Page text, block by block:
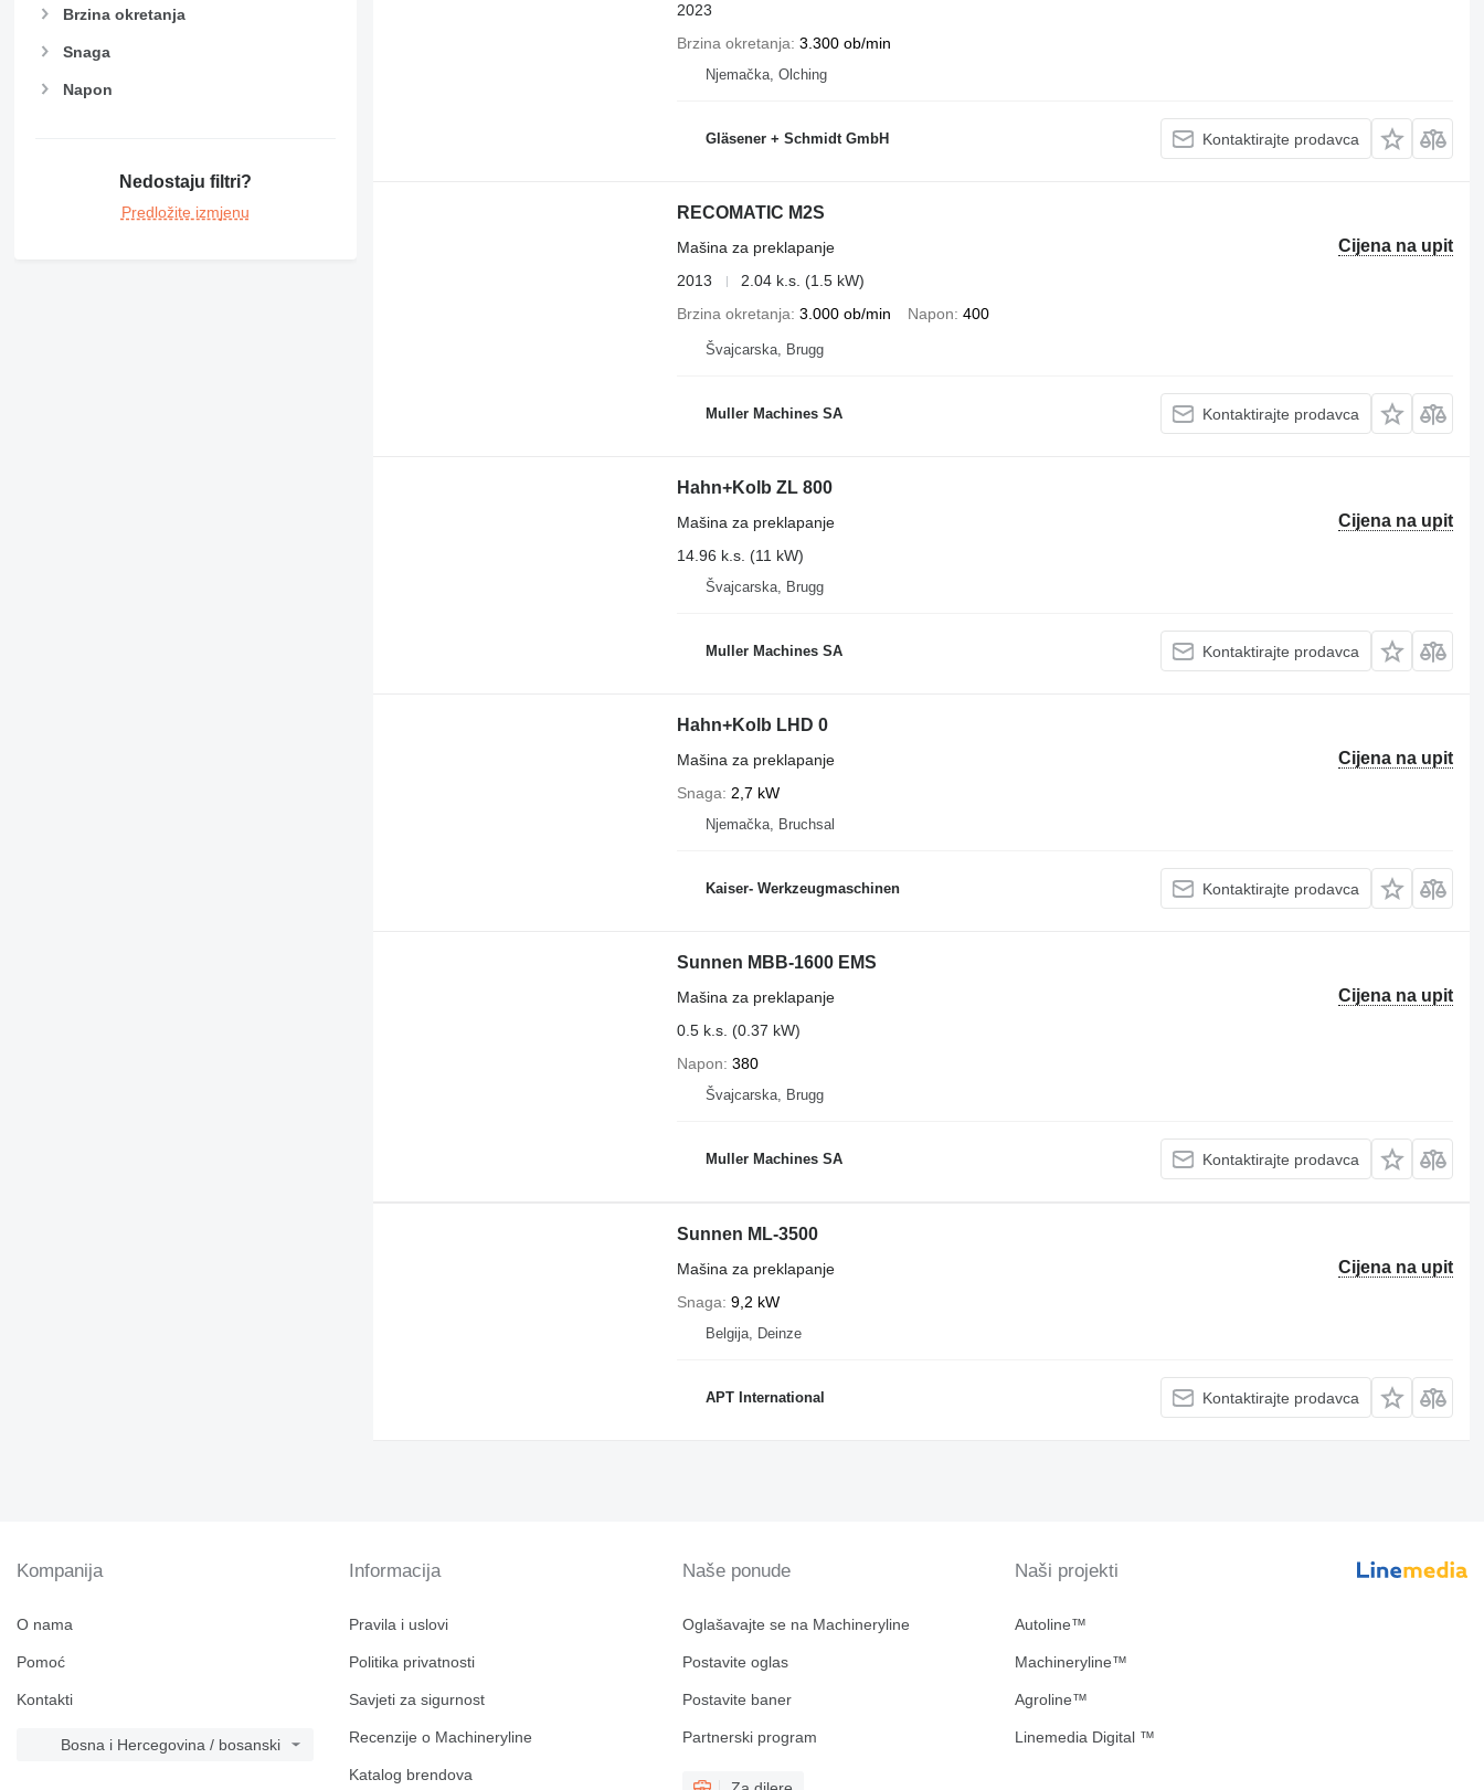
Brzina okretanja
Snaga
Napon
Nedostaju filtri?
Predložite izmjenu
2023
Brzina okretanja 3.300 ob/min
Njemačka, Olching
Gläsener + Schmidt GmbH Kontaktirajte prodavca
RECOMATIC M2S
Cijena na upit
Mašina za preklapanje
2013
2.04 k.s. (1.5 kW)
Brzina okretanja 3.000 ob/min Napon 400
Švајcarska, Brugg
Muller Machines SA Kontaktirajte prodavca
Hahn+Kolb ZL 800
Cijena na upit
Mašina za preklapanje
14.96 k.s. (11 kW)
Švајcarska, Brugg
Muller Machines SA Kontaktirajte prodavca
Hahn+Kolb LHD 0
Cijena na upit
Mašina za preklapanje
Snaga
2,7 kW
Njemačka, Bruchsal
Kaiser- Werkzeugmaschinen Kontaktirajte prodavca
Sunnen MBB-1600 EMS
Cijena na upit
Mašina za preklapanje
0.5 k.s. (0.37 kW)
Napon 380
Švајcarska, Brugg
Muller Machines SA Kontaktirajte prodavca
Sunnen ML-3500
Cijena na upit
Mašina za preklapanje
Snaga 9,2 kW
Belgija, Deinze
APT International Kontaktirajte prodavca
Kompanija
O nama
Pomoć
Kontakti
Bosna i Hercegovina / bosanski
Informacija
Pravila i uslovi
Politika privatnosti
Savjeti za sigurnost
Recenzije o Machineryline
Katalog brendova
Naše ponude
Oglašavajte se na Machineryline
Postavite oglas
Postavite baner
Partnerski program
Naši projekti
Autoline™
Machineryline™
Agroline™
Linemedia Digital ™